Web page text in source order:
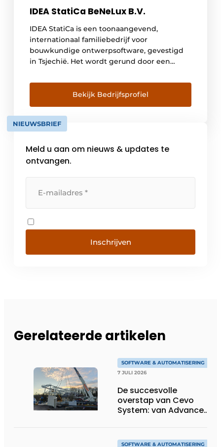
IDEA StatiCa BeNeLux B.V.
IDEA StatiCa is een toonaangevend,
internationaal familiebedrijf voor
bouwkundige ontwerpsoftware, gevestigd
in Tsjechië. Het wordt gerund door een
verspreid over meerdere continenten. IDEA
StatiCa is gebouwd op vier hoofdwaarden: •
VertrouwenWe ontwikkelen onszelf
systematisch als basis om op voort te
bouwen• PassieWe hebben een passie voor
GroeiDe […]
Bekijk Bedrijfsprofiel
NIEUWSBRIEF
Meld u aan om nieuws & updates te
ontvangen.
Inschrijven
Gerelateerde artikelen
SOFTWARE & AUTOMATISERING
7 JULI 2026
De succesvolle
overstap van Cevo
System: van Advance
SOFTWARE & AUTOMATISERING